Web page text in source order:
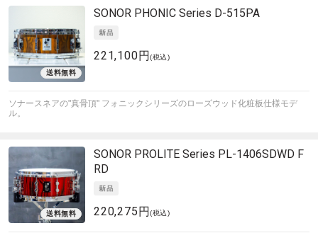
SONOR PHONIC Series D-515PA
221,100円(税込)
ソナースネアの"真骨頂" フォニックシリーズのローズウッド化粧板仕様モデ
ル。
SONOR PROLITE Series PL-1406SDWD F
RD
220,275円(税込)